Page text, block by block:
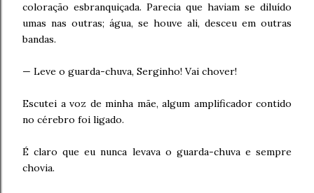
coloração esbranquiçada. Parecia que haviam se diluído
umas nas outras; água, se houve ali, desceu em outras
bandas.
— Leve o guarda-chuva, Serginho! Vai chover!
Escutei a voz de minha mãe, algum amplificador contido
no cérebro foi ligado.
É claro que eu nunca levava o guarda-chuva e sempre
chovia.